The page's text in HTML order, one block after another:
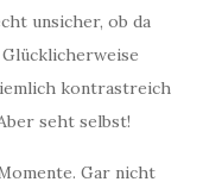
unsicher, ob da
kontrastreich
seht selbst!
Gar nicht